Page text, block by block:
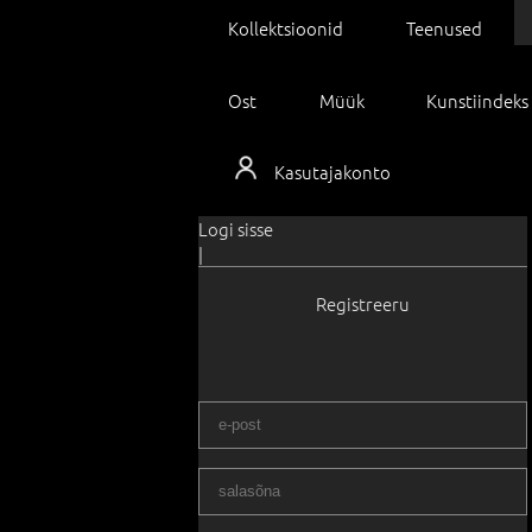
Kollektsioonid Teenused
Ost Müük Kunstiindeks
Kasutajakonto
Logi sisse
|
Registreeru